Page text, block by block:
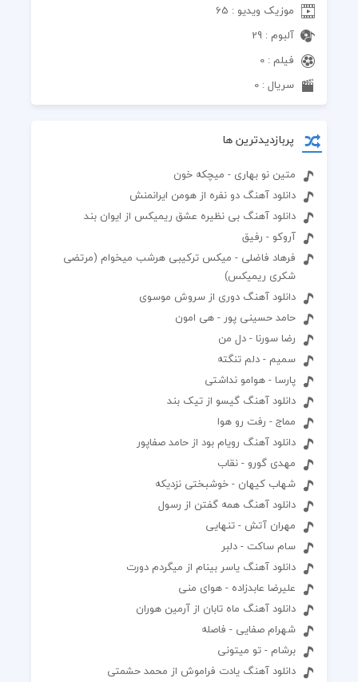
موزیک ویدیو : 65
آلبوم : 29
فیلم : 0
سریال : 0
پربازدیدترین ها
متین نو بهاری - میچکه خون
دانلود آهنگ دو نفره از هومن ایرانمنش
دانلود آهنگ بی نظیره عشق ریمیکس از ایوان بند
آروکو - رفیق
فرهاد فاضلی - میکس ترکیبی هرشب میخوام (مرتضی
شکری ریمیکس)
دانلود آهنگ دوری از سروش موسوی
حامد حسینی پور - هی امون
رضا سورنا - دل من
سمیم - دلم تنگته
پارسا - هوامو نداشتی
دانلود آهنگ گیسو از تیک بند
مماج - رفت رو هوا
دانلود آهنگ رویام بود از حامد صفاپور
مهدی گورو - نقاب
شهاب کیهان - خوشبختی نزدیکه
دانلود آهنگ همه گفتن از رسول
مهران آتش - تنهایی
سام ساکت - دلبر
دانلود آهنگ یاسر بینام از میگردم دورت
علیرضا عابدزاده - هوای منی
دانلود آهنگ ماه تابان از آرمین هوران
شهرام صفایی - فاصله
برشام - تو میتونی
دانلود آهنگ یادت فراموش از محمد حشمتی